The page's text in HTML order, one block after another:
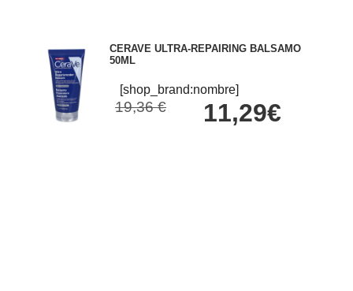
CERAVE ULTRA-REPAIRING BALSAMO
50ML
[shop_brand:nombre]
19,36 € 11,29€